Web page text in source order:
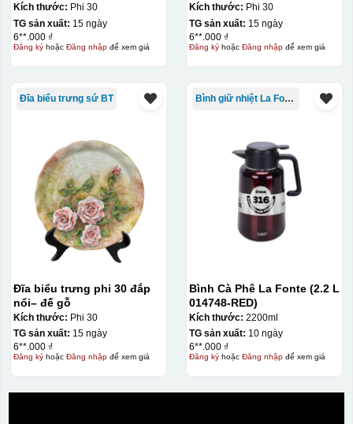
Bước 3: Xếp sản phẩm sau khi dán vào lò nung và
nung ở nhiệt độ 700-800 độ C Deacl có 1 nền màu
vàng, khi in ở nhiệt cao, nền đó sẽ cháy và biến mất để
Kích thước: Phi 30
TG sản xuất: 15 ngày
6**.000 ₫
Đăng kýhoặc Đăng nhậpđể xem giá
Kích thước: Phi 30
TG sản xuất: 15 ngày
6**.000 ₫
Đăng kýhoặc Đăng nhậpđể xem giá
Đĩa biểu trưng sứ BT
Đĩa biểu trưng phi 30 đắp
nổi– đế gỗ
Kích thước: Phi 30
TG sản xuất: 15 ngày
6**.000 ₫
Đăng kýhoặc Đăng nhậpđể xem giá
Bình giữ nhiệt La Fonte
Bình Cà Phê La Fonte (2.2 L
014748-RED)
Kích thước: 2200ml
TG sản xuất: 10 ngày
6**.000 ₫
Đăng kýhoặc Đăng nhậpđể xem giá